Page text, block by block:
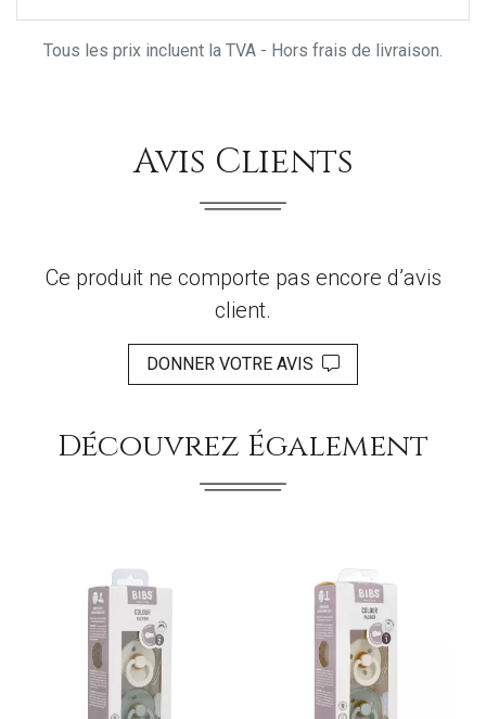
Tous les prix incluent la TVA - Hors frais de livraison.
Avis Clients
Ce produit ne comporte pas encore d’avis
client.
DONNER VOTRE AVIS
Découvrez Également